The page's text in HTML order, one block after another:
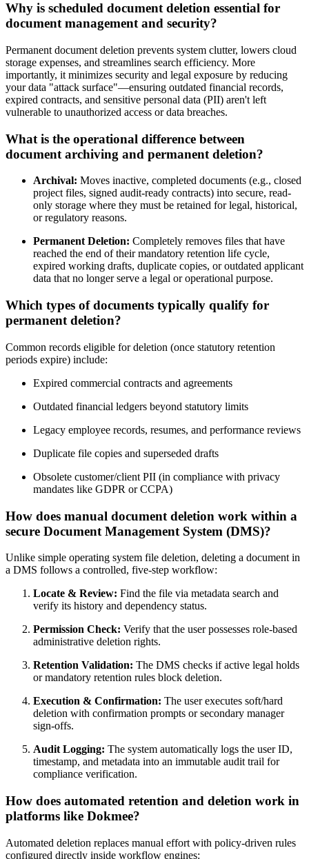
Why is scheduled document deletion essential for
document management and security?
Permanent document deletion prevents system clutter, lowers cloud
storage expenses, and streamlines search efficiency. More
importantly, it minimizes security and legal exposure by reducing
your data "attack surface"—ensuring outdated financial records,
expired contracts, and sensitive personal data (PII) aren't left
vulnerable to unauthorized access or data breaches.
What is the operational difference between
document archiving and permanent deletion?
Archival: Moves inactive, completed documents (e.g., closed
project files, signed audit-ready contracts) into secure, read-
only storage where they must be retained for legal, historical,
or regulatory reasons.
Permanent Deletion: Completely removes files that have
reached the end of their mandatory retention life cycle,
expired working drafts, duplicate copies, or outdated applicant
data that no longer serve a legal or operational purpose.
Which types of documents typically qualify for
permanent deletion?
Common records eligible for deletion (once statutory retention
periods expire) include:
Expired commercial contracts and agreements
Outdated financial ledgers beyond statutory limits
Legacy employee records, resumes, and performance reviews
Duplicate file copies and superseded drafts
Obsolete customer/client PII (in compliance with privacy
mandates like GDPR or CCPA)
How does manual document deletion work within a
secure Document Management System (DMS)?
Unlike simple operating system file deletion, deleting a document in
a DMS follows a controlled, five-step workflow:
Locate & Review: Find the file via metadata search and
verify its history and dependency status.
Permission Check: Verify that the user possesses role-based
administrative deletion rights.
Retention Validation: The DMS checks if active legal holds
or mandatory retention rules block deletion.
Execution & Confirmation: The user executes soft/hard
deletion with confirmation prompts or secondary manager
sign-offs.
Audit Logging: The system automatically logs the user ID,
timestamp, and metadata into an immutable audit trail for
compliance verification.
How does automated retention and deletion work in
platforms like Dokmee?
Automated deletion replaces manual effort with policy-driven rules
configured directly inside workflow engines: